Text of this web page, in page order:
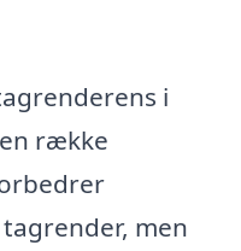
i
række
men